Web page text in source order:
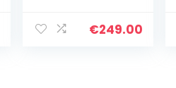
HX8438/01)
€249.00